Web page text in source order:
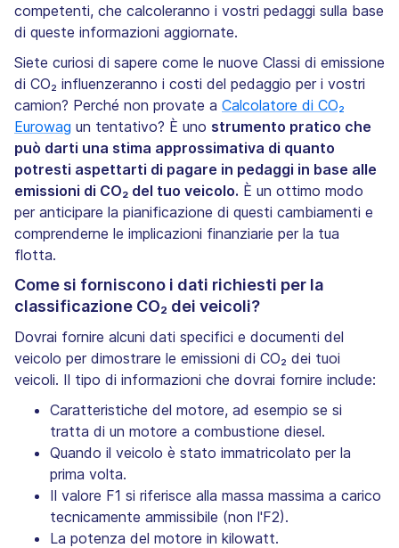
competenti, che calcoleranno i vostri pedaggi sulla base
di queste informazioni aggiornate.
Siete curiosi di sapere come le nuove Classi di emissione
di CO₂ influenzeranno i costi del pedaggio per i vostri
camion? Perché non provate a Calcolatore di CO₂
Eurowag un tentativo? È uno strumento pratico che
può darti una stima approssimativa di quanto
potresti aspettarti di pagare in pedaggi in base alle
emissioni di CO₂ del tuo veicolo. È un ottimo modo
per anticipare la pianificazione di questi cambiamenti e
comprenderne le implicazioni finanziarie per la tua
flotta.
Come si forniscono i dati richiesti per la
classificazione CO₂ dei veicoli?
Dovrai fornire alcuni dati specifici e documenti del
veicolo per dimostrare le emissioni di CO₂ dei tuoi
veicoli. Il tipo di informazioni che dovrai fornire include:
Caratteristiche del motore, ad esempio se si
tratta di un motore a combustione diesel.
Quando il veicolo è stato immatricolato per la
prima volta.
Il valore F1 si riferisce alla massa massima a carico
tecnicamente ammissibile (non l'F2).
La potenza del motore in kilowatt.